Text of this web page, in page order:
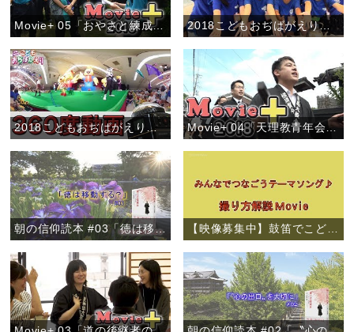
Movie+ 05「おやさと練成会」 2018こどもおぢばがえり事前企画「わかぎおぢばひのきしん－人のために尽くすよろこび－」
2018こどもおぢばがえり事前企画「VR体験で夏を先取り！」 Movie+ 04「天理教青年会 全世界一斉布教月間」
朝の信仰読本 #03「徳は移動する？」 【映像募集中】鼓笛でこどもおぢばがえりテーマソング♪